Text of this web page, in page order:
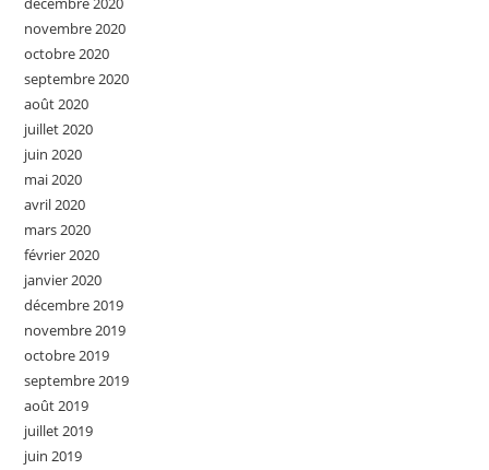
novembre 2020
octobre 2020
septembre 2020
août 2020
juillet 2020
juin 2020
mai 2020
avril 2020
mars 2020
février 2020
janvier 2020
décembre 2019
novembre 2019
octobre 2019
septembre 2019
août 2019
juillet 2019
juin 2019